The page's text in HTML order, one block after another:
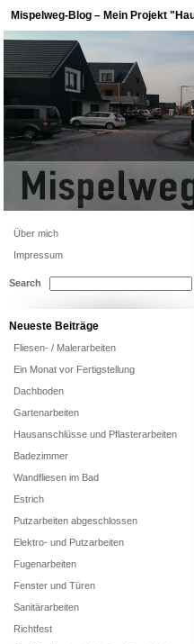
Mispelweg-Blog – Mein Projekt
Über mich
Impressum
Search
Neueste Beiträge
Fliesen- / Malerarbeiten
Ein Monat vor Fertigstellung
Dachboden
Gartenarbeiten
Hausanschlüsse und Pflasterarbeiten
Badezimmer
Wandfliesen im Bad
Estrich
Putzarbeiten abgeschlossen
Elektro- und Putzarbeiten
Fugenarbeiten
Fenster und Türen
Sanitärarbeiten
Richtfest